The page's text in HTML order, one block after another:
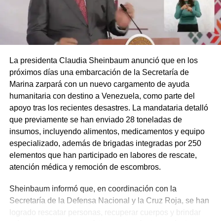
La presidenta Claudia Sheinbaum anunció que en los
próximos días una embarcación de la Secretaría de
Marina zarpará con un nuevo cargamento de ayuda
humanitaria con destino a Venezuela, como parte del
apoyo tras los recientes desastres. La mandataria detalló
que previamente se han enviado 28 toneladas de
insumos, incluyendo alimentos, medicamentos y equipo
especializado, además de brigadas integradas por 250
elementos que han participado en labores de rescate,
atención médica y remoción de escombros.
Sheinbaum informó que, en coordinación con la
Secretaría de la Defensa Nacional y la Cruz Roja, se han
logrado rescatar personas, recuperar cuerpos y brindar